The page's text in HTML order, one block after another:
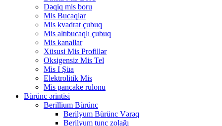
Dəqiq mis boru
Mis Bucaqlar
Mis kvadrat çubuq
Mis altıbucaqlı çubuq
Mis kanallar
Xüsusi Mis Profillər
Oksigensiz Mis Tel
Mis I Şüa
Elektrolitik Mis
Mis pancake rulonu
Bürünc ərintisi
Berillium Bürünc
Berilyum Bürünc Vərəq
Berilyum tunc zolağı